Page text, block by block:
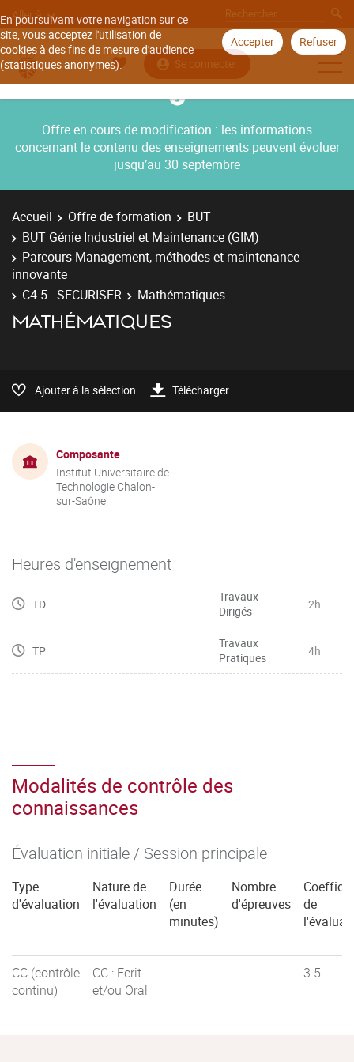
En poursuivant votre navigation sur ce
site, vous acceptez l'utilisation de
cookies à des fins de mesure d'audience
(statistiques anonymes).
Accepter Refuser
Aller à
Se connecter
Offre en cours de modification : les informations
concernant le contenu des enseignements peuvent évoluer
jusqu’au 30 septembre
Accueil Offre de formation
BUT
BUT Génie Industriel et Maintenance (GIM)
Parcours Management, méthodes et maintenance
innovante
C4.5 - SECURISER
Mathématiques
MATHÉMATIQUES
Ajouter à la sélection Télécharger
Composante
Institut Universitaire de
Technologie Chalon-
sur-Saône
Heures d'enseignement
TD
Travaux
Dirigés
2h
TP
Travaux
Pratiques
4h
Modalités de contrôle des
connaissances
Évaluation initiale / Session principale
Type
d'évaluation
Nature de
l'évaluation
Durée
(en
minutes)
Nombre
d'épreuves
de
CC (contrôle
continu)
CC : Ecrit
et/ou Oral
3.5